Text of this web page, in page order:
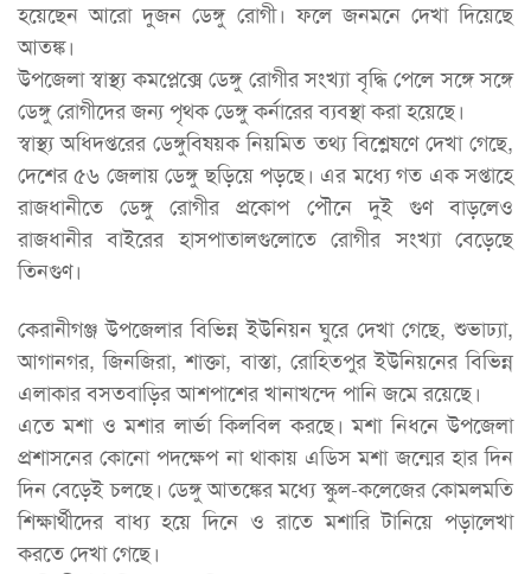
হয়েছেন আরো দুজন ডেঙ্গু রোগী। ফলে জনমনে দেখা দিয়েছে
আতঙ্ক।
উপজেলা স্বাস্থ্য কমপ্লেক্সে ডেঙ্গু রোগীর সংখ্যা বৃদ্ধি পেলে সঙ্গে সঙ্গে
ডেঙ্গু রোগীদের জন্য পৃথক ডেঙ্গু কর্নারের ব্যবস্থা করা হয়েছে।
স্বাস্থ্য অধিদপ্তরের ডেঙ্গুবিষয়ক নিয়মিত তথ্য বিশ্লেষণে দেখা গেছে,
দেশের ৫৬ জেলায় ডেঙ্গু ছড়িয়ে পড়ছে। এর মধ্যে গত এক সপ্তাহে
রাজধানীতে ডেঙ্গু রোগীর প্রকোপ পৌনে দুই গুণ বাড়লেও
রাজধানীর বাইরের হাসপাতালগুলোতে রোগীর সংখ্যা বেড়েছে
তিনগুণ।
কেরানীগঞ্জ উপজেলার বিভিন্ন ইউনিয়ন ঘুরে দেখা গেছে, শুভাঢ্যা,
আগানগর, জিনজিরা, শাক্তা, বাস্তা, রোহিতপুর ইউনিয়নের বিভিন্ন
এলাকার বসতবাড়ির আশপাশের খানাখন্দে পানি জমে রয়েছে।
এতে মশা ও মশার লার্ভা কিলবিল করছে। মশা নিধনে উপজেলা
প্রশাসনের কোনো পদক্ষেপ না থাকায় এডিস মশা জন্মের হার দিন
দিন বেড়েই চলছে। ডেঙ্গু আতঙ্কের মধ্যে স্কুল-কলেজের কোমলমতি
শিক্ষার্থীদের বাধ্য হয়ে দিনে ও রাতে মশারি টানিয়ে পড়ালেখা
করতে দেখা গেছে।